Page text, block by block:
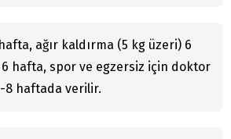
ağır kaldırma (5 kg üzeri) 6
hafta, spor ve egzersiz için doktor
8 haftada verilir.